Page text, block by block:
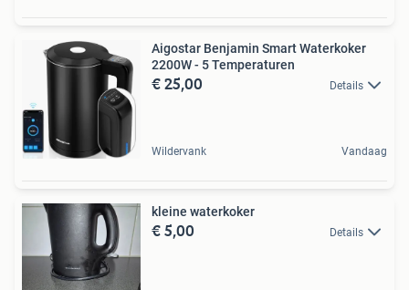
Aigostar Benjamin Smart Waterkoker
2200W - 5 Temperaturen
€ 25,00 Details
Wildervank Vandaag
kleine waterkoker
€ 5,00 Details